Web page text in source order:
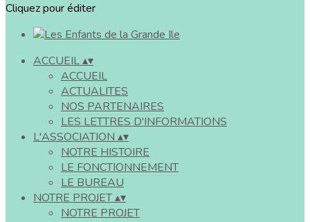
Cliquez pour éditer
ACCUEIL▴▾
ACCUEIL
ACTUALITES
NOS PARTENAIRES
LES LETTRES D'INFORMATIONS
L'ASSOCIATION ▴▾
NOTRE HISTOIRE
LE FONCTIONNEMENT
LE BUREAU
NOTRE PROJET▴▾
NOTRE PROJET